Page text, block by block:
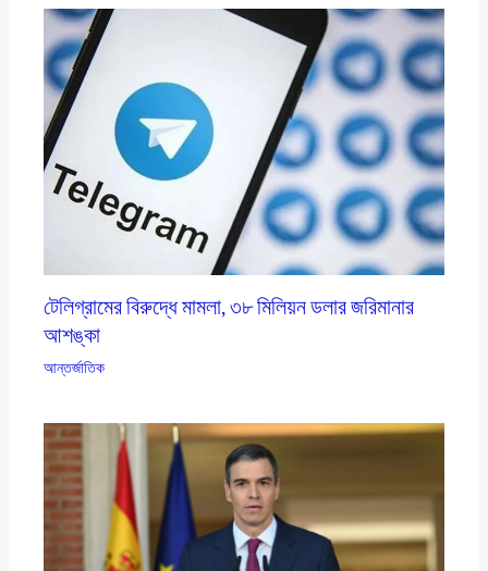
টেলিগ্রামের বিরুদ্ধে মামলা, ৩৮ মিলিয়ন ডলার জরিমানার
আশঙ্কা
আন্তর্জাতিক